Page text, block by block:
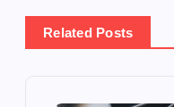
n
a
Related Posts